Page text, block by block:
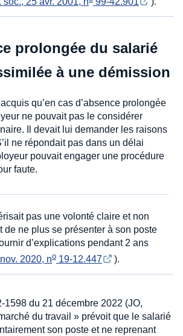
prolongée du salarié
à une démission
qu’en cas d’absence prolongée
ne pouvait pas le considérer
Il devait lui demander les raisons
ne répondait pas dans un délai
pouvait engager une procédure
faute.
pas une volonté claire et non
de ne plus se présenter à son poste
d’explications pendant 2 ans
2020, no 19-12.447 ).
1598 du 21 décembre 2022 (JO,
du travail » prévoit que le salarié
son poste et ne reprenant